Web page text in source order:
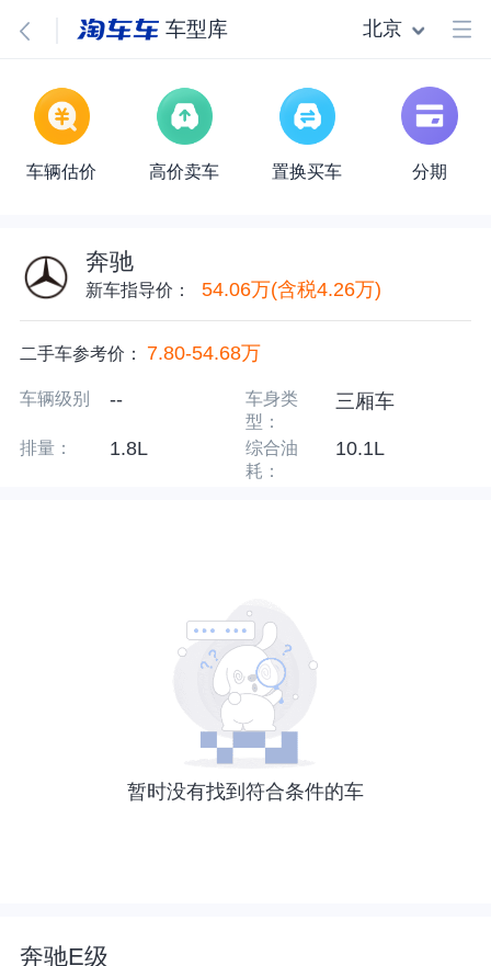
车型库 北京
车辆估价 高价卖车 置换买车 分期
奔驰
新车指导价： 54.06万(含税4.26万)
二手车参考价： 7.80-54.68万
车辆级别 --
车身类
型：
三厢车
排量： 1.8L
综合油
耗：
10.1L
暂时没有找到符合条件的车
奔驰E级